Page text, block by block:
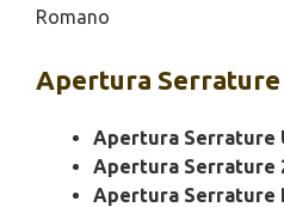
Romano
Apertura Serrature
Apertura Serrature
Apertura Serrature
Apertura Serrature